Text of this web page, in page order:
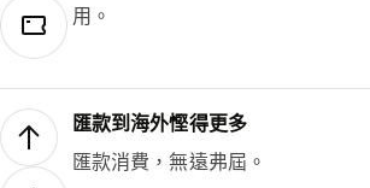
用。
匯款到海外慳得更多
匯款消費，無遠弗屆。